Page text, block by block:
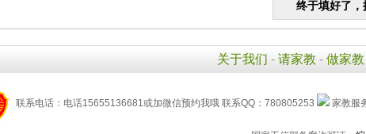
关于我们 - 请家教 - 做家教
联系电话：电话15655136681或加微信预约我哦 联系QQ：780805253 家教服